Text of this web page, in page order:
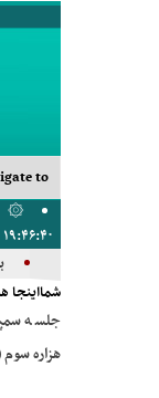
۱۹:۴۶:۴۰
شمااینجا
جلسه
هزاره